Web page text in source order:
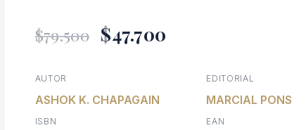
$79.500 El
original
$47.700
precio
actual
AUTOR
ASHOK K. CHAPAGAIN
EDITORIAL
MARCIAL PONS
ISBN EAN